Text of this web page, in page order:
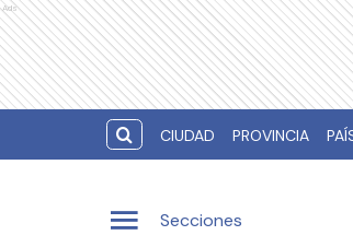
Ads
CIUDAD PROVINCIA
Secciones